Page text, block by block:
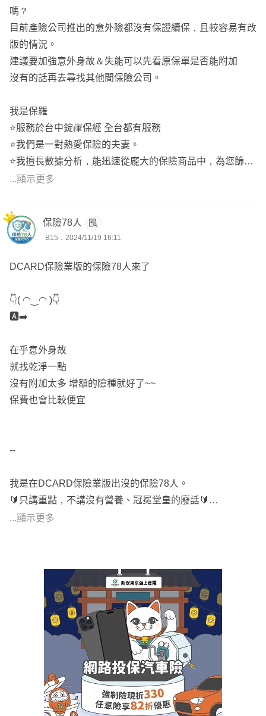
嗎？
目前產險公司推出的意外險都沒有保證續保，且較容易有改
版的情況。
建議要加強意外身故＆失能可以先看原保單是否能附加
沒有的話再去尋找其他間保險公司。
我是保羅
⭐️服務於台中錠嵂保經 全台都有服務
⭐️我們是一對熱愛保險的夫妻。
⭐️我擅長數據分析，能迅速從龐大的保險商品中，為您篩選
出最符合您需求的方案。
導您了解保障的重要性。
⭐️我們會像家人一樣，用心守護您的保障。
⭐️一人投保，兩人服務
...顯示更多
保險78人
B15．2024/11/19 16:11
DCARD保險業版的保險78人來了
👇( ◠‿◠ )👇
🅰️➡️
在乎意外身故
就找乾淨一點
沒有附加太多 增額的險種就好了~~
保費也會比較便宜
--
我是在DCARD保險業版出沒的保險78人。
🔰只講重點，不講沒有營養、冠冕堂皇的廢話🔰
🔰不複製貼上制式版面文，依照個人不同狀況，客製化逐字
🎁 網路普通客戶回答簡單易懂
🎀 既有客戶詳細講解
🌞 面談詳細講解保單內容
⚓保近不保遠、保大不保小
☀️ 依照預算規劃內容，不做灌水單
⭐ 不主動推銷、不強迫推銷、不做不實話術
🎯 不隨意請客戶解舊約，新保單補強部分不足
⛄ 全台北中南跑透透
...顯示更多